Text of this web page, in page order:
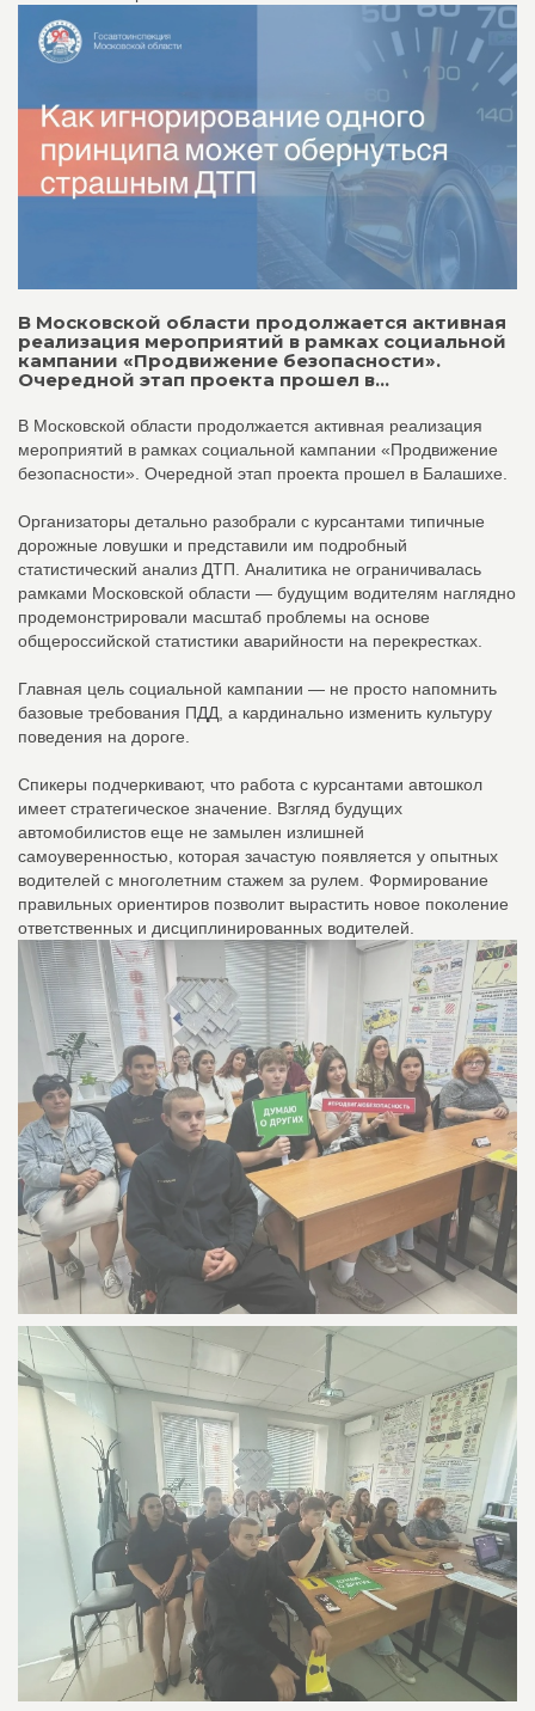
В Московской области продолжается активная
реализация мероприятий в рамках социальной
кампании «Продвижение безопасности».
Очередной этап проекта прошел в...
В Московской области продолжается активная реализация
мероприятий в рамках социальной кампании «Продвижение
безопасности». Очередной этап проекта прошел в Балашихе.
Организаторы детально разобрали с курсантами типичные
дорожные ловушки и представили им подробный
статистический анализ ДТП. Аналитика не ограничивалась
рамками Московской области — будущим водителям наглядно
продемонстрировали масштаб проблемы на основе
общероссийской статистики аварийности на перекрестках.
Главная цель социальной кампании — не просто напомнить
базовые требования ПДД, а кардинально изменить культуру
поведения на дороге.
Спикеры подчеркивают, что работа с курсантами автошкол
имеет стратегическое значение. Взгляд будущих
автомобилистов еще не замылен излишней
самоуверенностью, которая зачастую появляется у опытных
водителей с многолетним стажем за рулем. Формирование
правильных ориентиров позволит вырастить новое поколение
ответственных и дисциплинированных водителей.